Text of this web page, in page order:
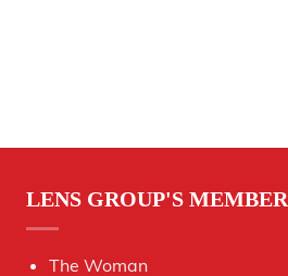
LENS GROUP'S MEMBER
The Woman